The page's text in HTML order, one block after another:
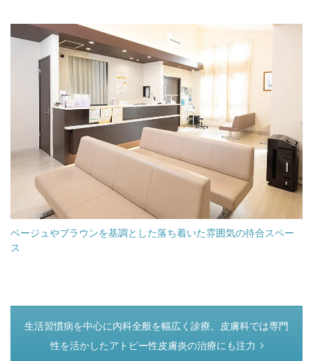
ベージュやブラウンを基調とした落ち着いた雰囲気の待合スペー
ス
つぎのページ
生活習慣病を中心に内科全般を幅広く診療。皮膚科では専門
性を活かしたアトピー性皮膚炎の治療にも注力